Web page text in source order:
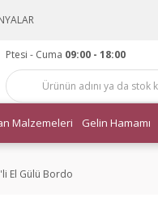
Ptesi - Cuma 09:00 - 18:00
Malzemeleri Gelin Hamamı
El Gülü Bordo